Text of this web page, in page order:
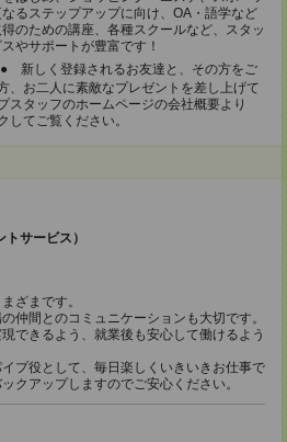
るステップアップに向け、OA・語学など
のための講座、各種スクールなど、スタッ
やサポートが豊富です！
新しく登録されるお友達と、その方をご
、お二人に素敵なプレゼントを差し上げて
スタッフのホームページの会社概要より
してご覧ください。
サービス）
ざまです。
仲間とのコミュニケーションも大切です。
できるよう、就業後も安心して働けるよう
プ役として、毎日楽しくいきいきお仕事で
クアップしますのでご安心ください。